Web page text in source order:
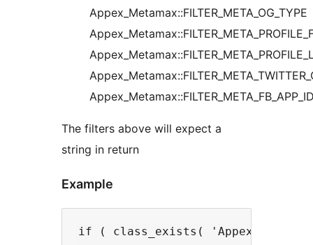
Appex_Metamax::FILTER_META_OG_TYPE
The filters above will expect a
string in return
Example
if ( class_exists(